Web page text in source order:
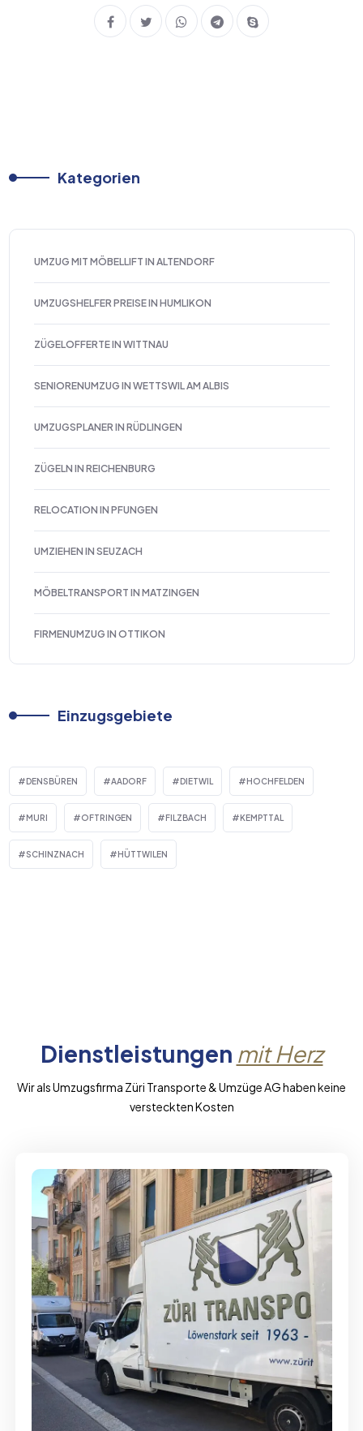
Kategorien
UMZUG MIT MÖBELLIFT IN ALTENDORF
UMZUGSHELFER PREISE IN HUMLIKON
ZÜGELOFFERTE IN WITTNAU
SENIORENUMZUG IN WETTSWIL AM ALBIS
UMZUGSPLANER IN RÜDLINGEN
ZÜGELN IN REICHENBURG
RELOCATION IN PFUNGEN
UMZIEHEN IN SEUZACH
MÖBELTRANSPORT IN MATZINGEN
FIRMENUMZUG IN OTTIKON
Einzugsgebiete
DENSBÜREN AADORF DIETWIL HOCHFELDEN
MURI OFTRINGEN FILZBACH KEMPTTAL
SCHINZNACH HÜTTWILEN
Dienstleistungen mit Herz
Wir als Umzugsfirma Züri Transporte & Umzüge AG haben keine
versteckten Kosten